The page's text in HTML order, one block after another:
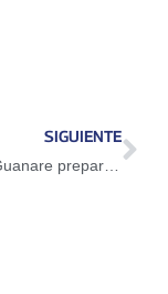
SIGUIENTE
Diócesis de Guanare prepara apertura del Año Jubilar Coromotano 2026 – 2027